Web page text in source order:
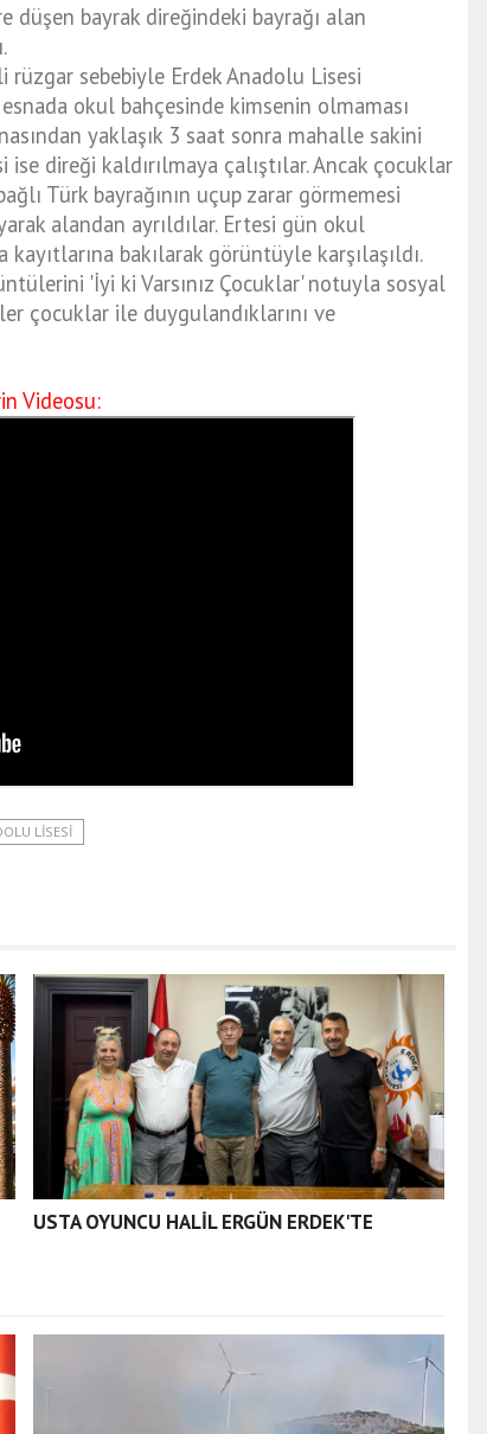
düşen bayrak direğindeki bayrağı alan
rüzgar sebebiyle Erdek Anadolu Lisesi
okul bahçesinde kimsenin olmaması
yaklaşık 3 saat sonra mahalle sakini
direği kaldırılmaya çalıştılar. Ancak çocuklar
Türk bayrağının uçup zarar görmemesi
alandan ayrıldılar. Ertesi gün okul
bakılarak görüntüyle karşılaşıldı.
'İyi ki Varsınız Çocuklar' notuyla sosyal
çocuklar ile duygulandıklarını ve
Videosu:
LISESI
USTA OYUNCU HALİL ERGÜN ERDEK'TE